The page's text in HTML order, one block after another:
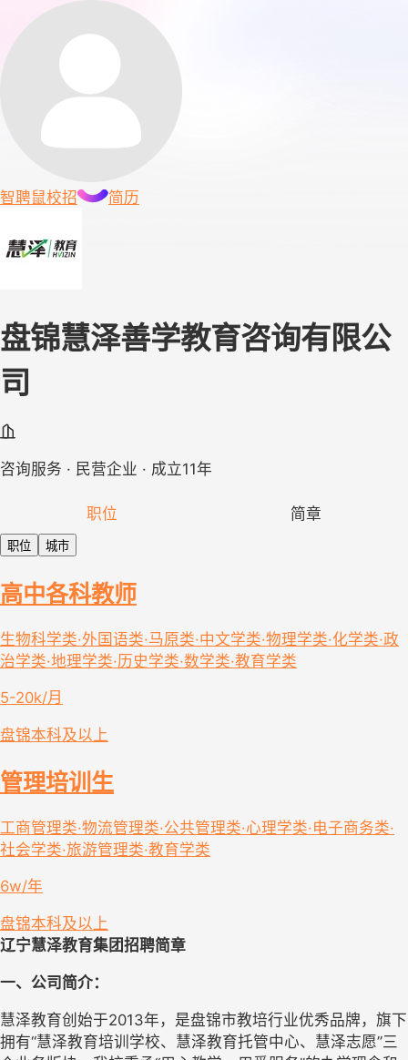
智聘鼠校招 简历
盘锦慧泽善学教育咨询有限公
司
咨询服务 · 民营企业 · 成立11年
职位 简章
职位 城市
高中各科教师
生物科学类·外国语类·马原类·中文学类·物理学类·化学类·政
治学类·地理学类·历史学类·数学类·教育学类
5-20k/月
盘锦本科及以上
管理培训生
工商管理类·物流管理类·公共管理类·心理学类·电子商务类·
社会学类·旅游管理类·教育学类
6w/年
盘锦本科及以上
辽宁慧泽教育集团招聘简章
一、 公司简介：
慧泽教育创始于2013年，是盘锦市教培行业优秀品牌，旗下
拥有“慧泽教育培训学校、慧泽教育托管中心、慧泽志愿”三